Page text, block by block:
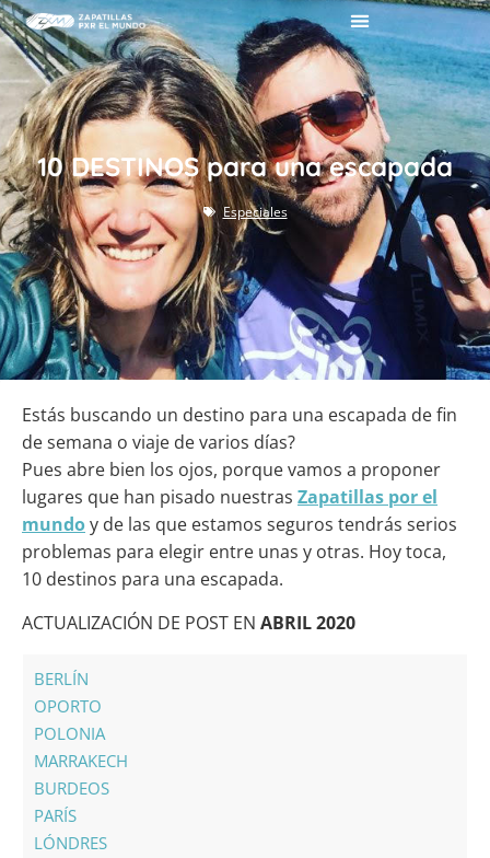
10 DESTINOS para una escapada
Especiales
Estás buscando un destino para una escapada de fin
de semana o viaje de varios días?
Pues abre bien los ojos, porque vamos a proponer
lugares que han pisado nuestras Zapatillas por el
mundoy de las que estamos seguros tendrás serios
problemas para elegir entre unas y otras. Hoy toca,
10 destinos para una escapada.
ACTUALIZACIÓN DE POST EN ABRIL 2020
BERLÍN
OPORTO
POLONIA
MARRAKECH
BURDEOS
PARÍS
LÓNDRES